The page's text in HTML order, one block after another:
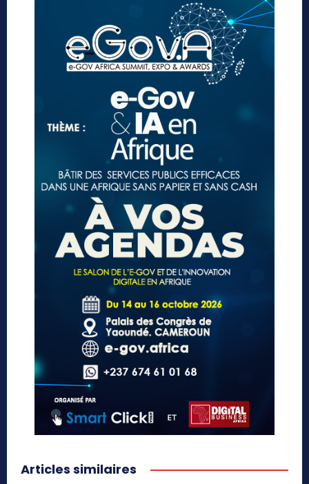
Articles similaires